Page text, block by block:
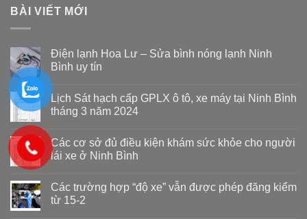
BÀI VIẾT MỚI
Điện lạnh Hoa Lư – Sửa bình nóng lạnh Ninh
Bình uy tín
Lịch Sát hạch cấp GPLX ô tô, xe máy tại Ninh Bình
tháng 3 năm 2024
Các cơ sở đủ điều kiện khám sức khỏe cho người
lái xe ở Ninh Bình
Các trường hợp “độ xe” vẫn được phép đăng kiểm
từ 15-2